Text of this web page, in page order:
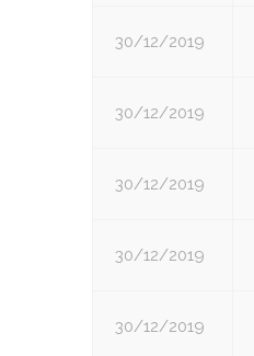
30/12/2019
30/12/2019
30/12/2019
30/12/2019
30/12/2019